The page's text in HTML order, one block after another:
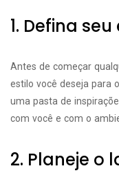
1. Defina
Antes de começar
estilo você deseja para
uma pasta de
com você e com o
2. Planeje o